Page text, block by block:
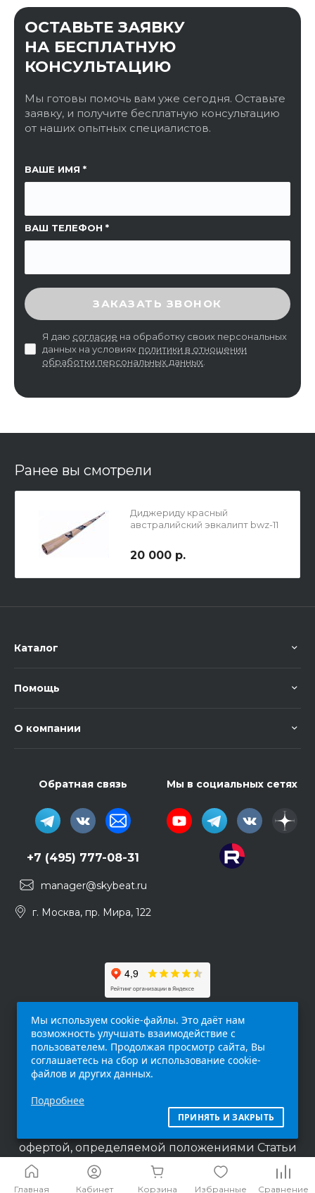
Главная Кабинет Корзина Избранные Сравнение
ОСТАВЬТЕ ЗАЯВКУ
НА БЕСПЛАТНУЮ
КОНСУЛЬТАЦИЮ
Мы готовы помочь вам уже сегодня. Оставьте
заявку, и получите бесплатную консультацию
от наших опытных специалистов.
ВАШЕ ИМЯ
ВАШ ТЕЛЕФОН
ССЫЛКА НА СТРАНИЦУ
ВВЕДИТЕ ПРОВЕРОЧНЫЙ КОД
ЗАКАЗАТЬ ЗВОНОК
Я даю согласие на обработку своих персональных
данных на условиях политики в отношении
обработки персональных данных
Ранее вы смотрели
Диджериду красный
австралийский эвкалипт bwz-11
20 000 р.
Каталог
Помощь
О компании
Обратная связь
+7 (495) 777-08-31
manager@skybeat.ru
г. Москва, пр. Мира, 122
Мы в социальных сетях
интернет-сайт (
исключительно информационный характер и
ни при каких условиях не является публичной
офертой, определяемой положениями Статьи
437 п.2 Гражданского кодекса Российской
Федерации.
Мы используем cookie-файлы. Это даёт нам
возможность улучшать взаимодействие с
пользователем. Продолжая просмотр сайта, Вы
соглашаетесь на сбор и использование cookie-
файлов и других данных.
Подробнее
ПРИНЯТЬ И ЗАКРЫТЬ